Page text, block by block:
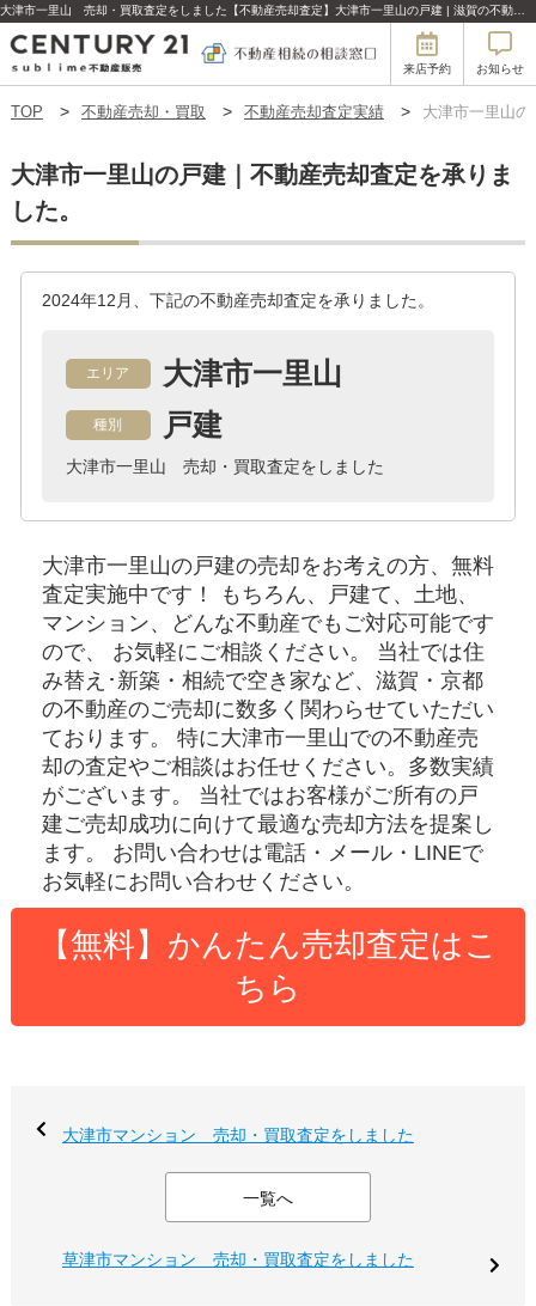
来店予約 お知らせ
TOP 不動産売却・買取 不動産売却査定実績 大津市一里山
大津市一里山の戸建｜不動産売却査定を承りま
した。
2024年12月、下記の不動産売却査定を承りました。
エリア 大津市一里山
種別 戸建
大津市一里山 売却・買取査定をしました
大津市一里山の戸建の売却をお考えの方、無料
査定実施中です！
もちろん、戸建て、土地、
マンション、どんな不動産でもご対応可能です
ので、 お気軽にご相談ください。
当社では住
み替え･新築・相続で空き家など、滋賀・京都
の不動産のご売却に数多く関わらせていただい
ております。
特に大津市一里山での不動産売
却の査定やご相談はお任せください。多数実績
がございます。
当社ではお客様がご所有の戸
建ご売却成功に向けて最適な売却方法を提案し
ます。
お問い合わせは電話・メール・LINEで
お気軽にお問い合わせください。
【無料】かんたん売却査定はこ
ちら
大津市マンション 売却・買取査定をしました
一覧へ
草津市マンション 売却・買取査定をしました